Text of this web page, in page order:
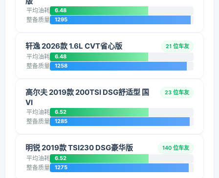
平均油耗 6.48
整备质量 1295
轩逸 2026款 1.6L CVT省心版 21 位车友
平均油耗 6.48
整备质量 1258
高尔夫 2019款 200TSI DSG舒适型 国
VI
23 位车友
平均油耗 6.52
整备质量 1285
明锐 2019款 TSI230 DSG豪华版 140 位车友
平均油耗 6.52
整备质量 1275